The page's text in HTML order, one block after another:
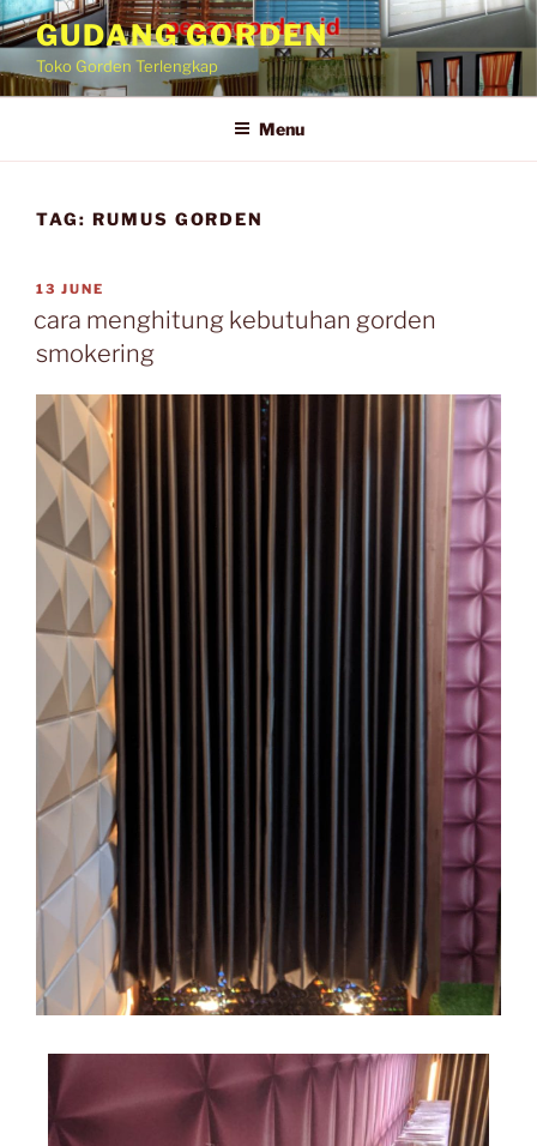
GUDANG GORDEN
Toko Gorden Terlengkap
Menu
TAG: RUMUS GORDEN
13 JUNE
cara menghitung kebutuhan gorden
smokering